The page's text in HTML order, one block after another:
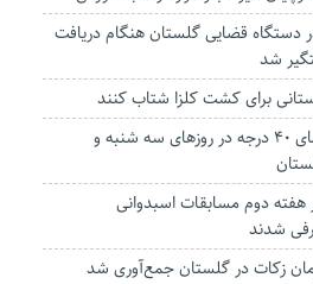
دستگاه قضایی گلستان هنگام دریافت
شد
برای کشت کلزا شتاب کنند
پیش بینی دمای ۴۰ درجه در روز‌های سه شنبه و
دوم مسابقات اسبدوانی
شدند